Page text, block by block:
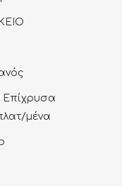
Επίχρυσα
μένα